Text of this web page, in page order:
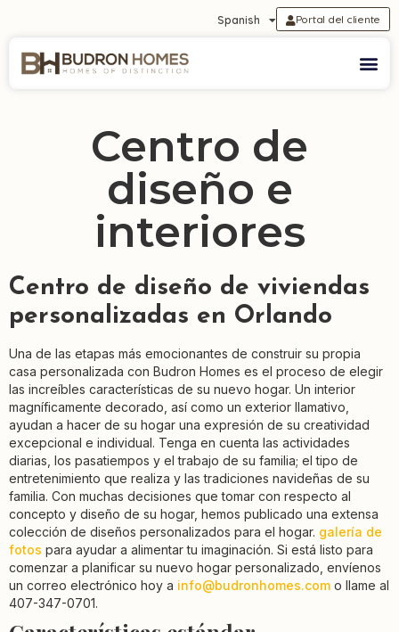
Spanish Portal del cliente
Centro de
diseño e
interiores
Centro de diseño de viviendas
personalizadas en Orlando
Una de las etapas más emocionantes de construir su propia
casa personalizada con Budron Homes es el proceso de elegir
las increíbles características de su nuevo hogar. Un interior
magníficamente decorado, así como un exterior llamativo,
ayudan a hacer de su hogar una expresión de su creatividad
excepcional e individual. Tenga en cuenta las actividades
diarias, los pasatiempos y el trabajo de su familia; el tipo de
entretenimiento que realiza y las tradiciones navideñas de su
familia. Con muchas decisiones que tomar con respecto al
concepto y diseño de su hogar, hemos publicado una extensa
colección de diseños personalizados para el hogar. galería de
fotos para ayudar a alimentar tu imaginación. Si está listo para
comenzar a planificar su nuevo hogar personalizado, envíenos
un correo electrónico hoy a info@budronhomes.com o llame al
407-347-0701.